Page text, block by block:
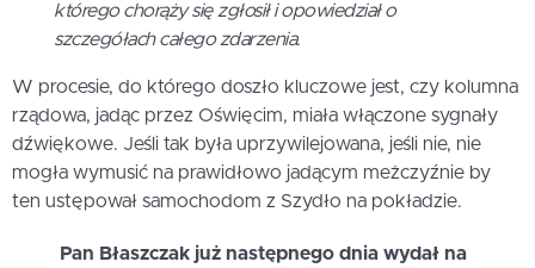
którego chorąży się zgłosił i opowiedział o
szczegółach całego zdarzenia.
W procesie, do którego doszło kluczowe jest, czy kolumna
rządowa, jadąc przez Oświęcim, miała włączone sygnały
dźwiękowe. Jeśli tak była uprzywilejowana, jeśli nie, nie
mogła wymusić na prawidłowo jadącym meżczyźnie by
ten ustępował samochodom z Szydło na pokładzie.
Pan Błaszczak już następnego dnia wydał na